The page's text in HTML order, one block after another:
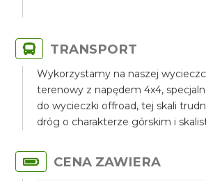
TRANSPORT
Wykorzystamy na naszej
terenowy z napędem 4x4,
do wycieczki offroad, tej skali
dróg o charakterze górskim i
CENA ZAWIERA